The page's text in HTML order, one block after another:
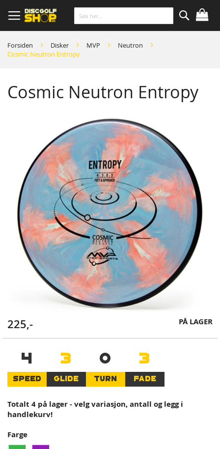
to
Content
Søk
Forsiden Disker MVP
Neutron
Cosmic Neutron Entropy
Cosmic Neutron Entropy
images
gallery
Skip
to
the
beginning
the
images
225,- PÅ LAGER
4
SPEED
3
GLIDE
0
TURN
3
FADE
Totalt 4 på lager - velg variasjon, antall og legg i
handlekurv!
Farge